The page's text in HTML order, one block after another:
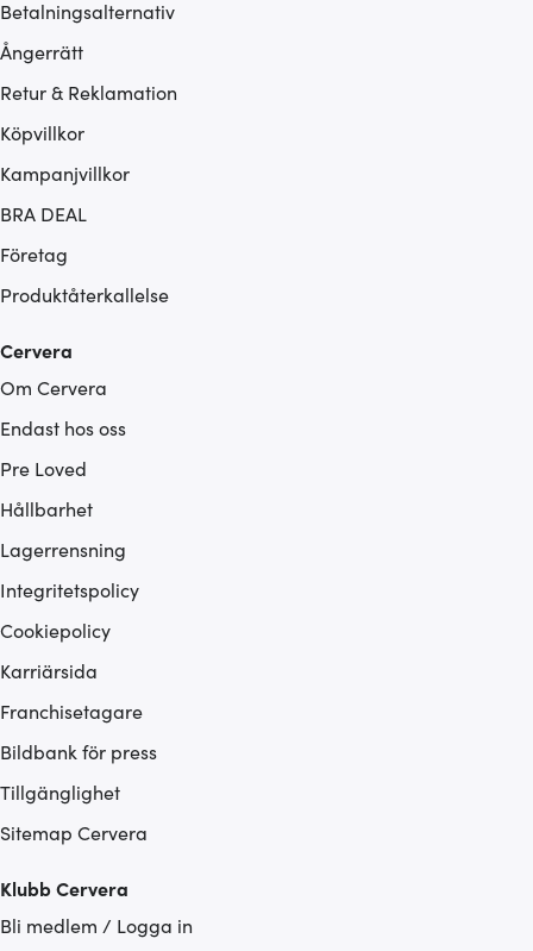
Betalningsalternativ
Ångerrätt
Retur & Reklamation
Köpvillkor
Kampanjvillkor
BRA DEAL
Företag
Produktåterkallelse
Cervera
Om Cervera
Endast hos oss
Pre Loved
Hållbarhet
Lagerrensning
Integritetspolicy
Cookiepolicy
Karriärsida
Franchisetagare
Bildbank för press
Tillgänglighet
Sitemap Cervera
Klubb Cervera
Bli medlem / Logga in